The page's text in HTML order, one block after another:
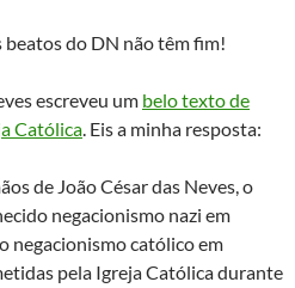
do DN não têm fim!
escreveu um belo texto de
Católica. Eis a minha resposta:
de João César das Neves, o
negacionismo nazi em
negacionismo católico em
pela Igreja Católica durante